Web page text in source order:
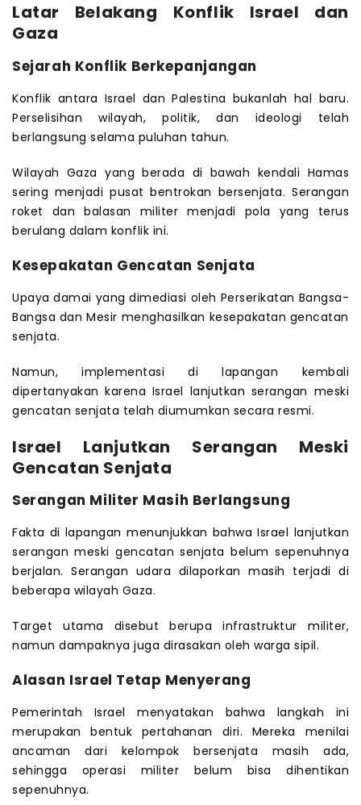
Latar Belakang Konflik Israel dan
Gaza
Sejarah Konflik Berkepanjangan
Konflik antara Israel dan Palestina bukanlah hal baru.
Perselisihan wilayah, politik, dan ideologi telah
berlangsung selama puluhan tahun.
Wilayah Gaza yang berada di bawah kendali Hamas
sering menjadi pusat bentrokan bersenjata. Serangan
roket dan balasan militer menjadi pola yang terus
berulang dalam konflik ini.
Kesepakatan Gencatan Senjata
Upaya damai yang dimediasi oleh Perserikatan Bangsa-
Bangsa dan Mesir menghasilkan kesepakatan gencatan
senjata.
Namun, implementasi di lapangan kembali
dipertanyakan karena Israel lanjutkan serangan meski
gencatan senjata telah diumumkan secara resmi.
Israel Lanjutkan Serangan Meski
Gencatan Senjata
Serangan Militer Masih Berlangsung
Fakta di lapangan menunjukkan bahwa Israel lanjutkan
serangan meski gencatan senjata belum sepenuhnya
berjalan. Serangan udara dilaporkan masih terjadi di
beberapa wilayah Gaza.
Target utama disebut berupa infrastruktur militer,
namun dampaknya juga dirasakan oleh warga sipil.
Alasan Israel Tetap Menyerang
Pemerintah Israel menyatakan bahwa langkah ini
merupakan bentuk pertahanan diri. Mereka menilai
ancaman dari kelompok bersenjata masih ada,
sehingga operasi militer belum bisa dihentikan
sepenuhnya.